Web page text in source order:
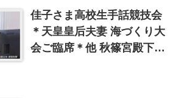
佳子さま高校生手話競技会
＊天皇皇后夫妻 海づくり大
会ご臨席＊他 秋篠宮殿下は